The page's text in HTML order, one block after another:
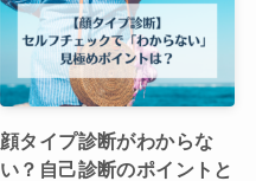
顔タイプ診断がわからな
い？自己診断のポイントと